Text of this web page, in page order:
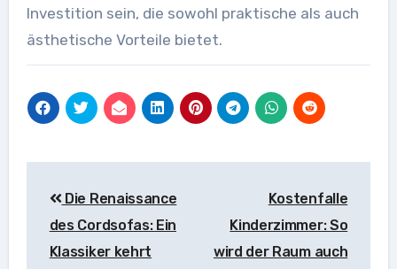
Investition sein, die sowohl praktische als auch
ästhetische Vorteile bietet.
Die Renaissance
des Cordsofas: Ein
Klassiker kehrt
Kostenfalle
Kinderzimmer: So
wird der Raum auch